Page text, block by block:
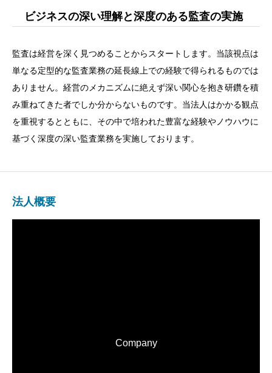
ビジネスの深い理解と深度のある監査の実施
監査は経営を深く見つめることからスタートします。当該視点は
単なる定型的な監査業務の延長線上での経験で得られるものでは
ありません。経営のメカニズムに絶えず深い関心を抱き研鑽を積
み重ねてきた者でしか分からないものです。当法人はかかる観点
を重視するとともに、その中で培われた豊富な経験やノウハウに
基づく深度の深い監査業務を実施しております。
法人概要
Company